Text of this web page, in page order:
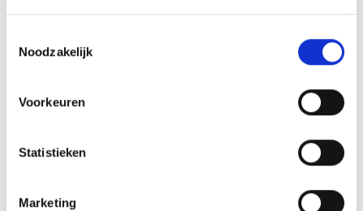
Noodzakelijk
Voorkeuren
Statistieken
Marketing